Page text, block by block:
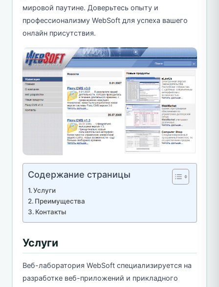
мировой паутине. Доверьтесь опыту и
профессионализму WebSoft для успеха вашего
онлайн присутствия.
Содержание страницы
Услуги
Преимущества
Контакты
Услуги
Веб-лаборатория WebSoft специализируется на
разработке веб-приложений и прикладного